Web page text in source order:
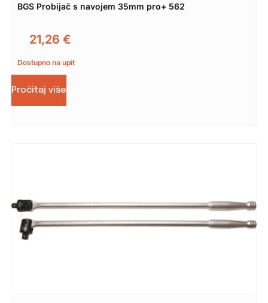
BGS Probijač s navojem 35mm pro+ 562
21,26 €
Dostupno na upit
Pročitaj više